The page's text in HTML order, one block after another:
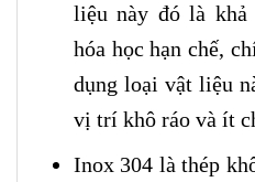
liệu này đó là khả
hóa học hạn chế,
dụng loại vật liệu
vị trí khô ráo và ít
Inox 304 là thép